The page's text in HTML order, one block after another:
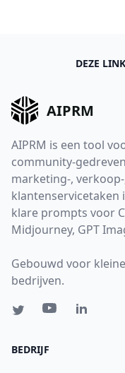
DEZE
AIPRM
AIPRM is een tool
community-
marketing-,
klantenservicetaken
klare prompts voor
Midjourney, GPT
Gebouwd voor
bedrijven.
BEDRIJF